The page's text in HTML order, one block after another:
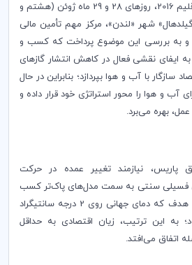
دارد. اجلاس کسب و کار و اقلیم 2016، روزهای 28 و 29 ماه ژوئن (هشتم و
شهر «لندن»، مرکز مهم تأمین مالی
و به بررسی این موضوع پرداخت که کسب و
به ایفای نقشی فعال در کاهش انتشار گازهای
سازگار با آب و هوا بپردازد؛ بنابراین در حال
آب و هوا را محور استراتژی خود قرار داده و
عمل، بهره می‌برد.
پاریس، نیازمند تغییر عمده در حرکت
فسیلی سنتی به سمت مدل‌های پاک‌تر کسب
و کار کم‌کربن است؛ تا این هدف که دمای جهانی روی 2 درجه سانتیگراد
به این ترتیب، زیان اقتصادی به حداقل
اتفاق می‌افتد.